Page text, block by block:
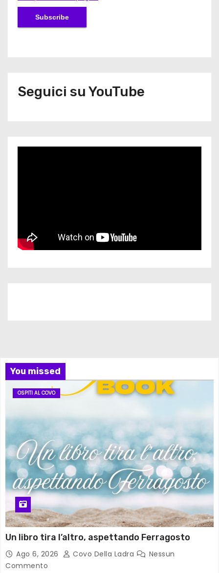
Seguici su YouTube
You missed
OSPITI AL COVO
Un libro tira l’altro, aspettando Ferragosto
Ago 6, 2026 Covo Della Ladra
Nessun
Commento